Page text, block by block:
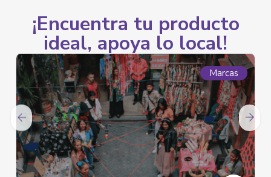
¡Encuentra tu producto
ideal, apoya lo local!
Marcas